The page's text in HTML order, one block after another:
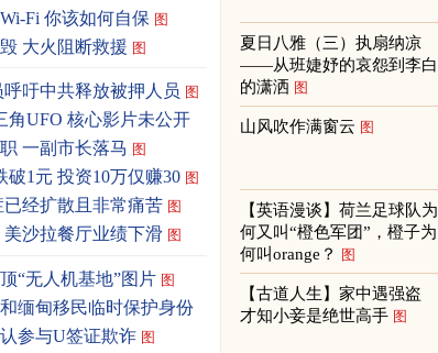
Fi 你该如何自保 图
大火阻断救援 图
吁中共释放被押人员 图
角UFO 核心影片未公开
一副市长落马 图
破1元 投资10万仅赚30 图
已经扩散且非常痛苦 图
沙拉餐厅业绩下滑 图
“无人机基地”图片 图
缅甸移民临时保护身份
参与U签证欺诈 图
夏日八雅（三）执扇纳凉
——从班婕妤的哀怨到李白
的潇洒 图
山风吹作满窗云 图
【英语漫谈】荷兰足球队为
何又叫“橙色军团”，橙子为
何叫orange？
图
【古道人生】家中遇强盗
才知小妾是绝世高手 图